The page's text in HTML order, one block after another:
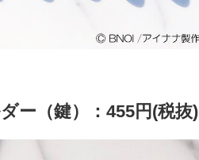
ー（鍵）：455円(税抜)